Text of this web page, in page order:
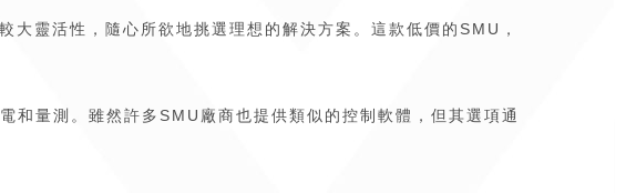
活性，隨心所欲地挑選理想的解決方案。這款低價的SMU，
量測。雖然許多SMU廠商也提供類似的控制軟體，但其選項通